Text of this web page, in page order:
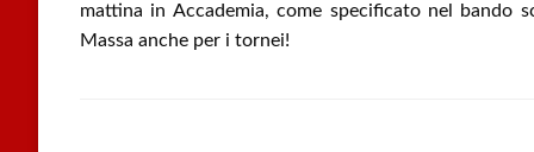
mattina in Accademia, come specificato nel bando
Massa anche per i tornei!